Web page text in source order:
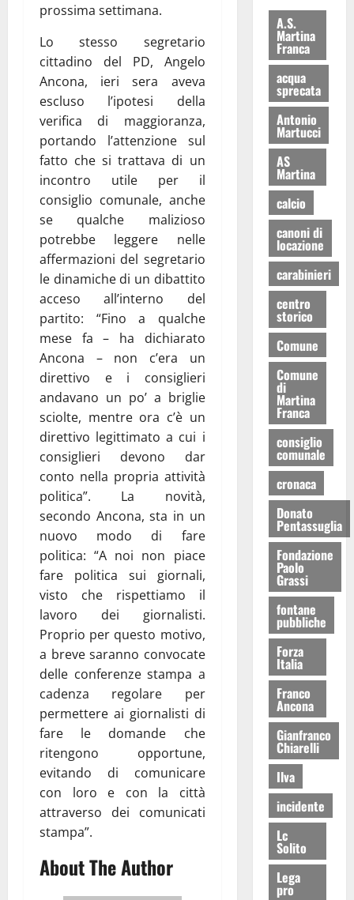
prossima settimana.
Lo stesso segretario
cittadino del PD, Angelo
Ancona, ieri sera aveva
escluso l’ipotesi della
verifica di maggioranza,
portando l’attenzione sul
fatto che si trattava di un
incontro utile per il
consiglio comunale, anche
se qualche malizioso
potrebbe leggere nelle
affermazioni del segretario
le dinamiche di un dibattito
acceso all’interno del
partito: “Fino a qualche
mese fa – ha dichiarato
Ancona – non c’era un
direttivo e i consiglieri
andavano un po’ a briglie
sciolte, mentre ora c’è un
direttivo legittimato a cui i
consiglieri devono dar
conto nella propria attività
politica”. La novità,
secondo Ancona, sta in un
nuovo modo di fare
politica: “A noi non piace
fare politica sui giornali,
visto che rispettiamo il
lavoro dei giornalisti.
Proprio per questo motivo,
a breve saranno convocate
delle conferenze stampa a
cadenza regolare per
permettere ai giornalisti di
fare le domande che
ritengono opportune,
evitando di comunicare
con loro e con la città
attraverso dei comunicati
stampa”.
About The Author
A.S.
Martina
Franca
acqua
sprecata
Antonio
Martucci
AS
Martina
calcio
canoni di
locazione
carabinieri
centro
storico
Comune
Comune
di
Martina
Franca
consiglio
comunale
cronaca
Donato
Pentassuglia
Fondazione
Paolo
Grassi
fontane
pubbliche
Forza
Italia
Franco
Ancona
Gianfranco
Chiarelli
Ilva
incidente
Lc
Solito
Lega
pro